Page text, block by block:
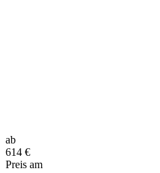
ab
614 €
Preis am